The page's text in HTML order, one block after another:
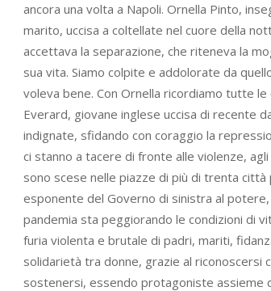
ancora una volta a Napoli. Ornella Pinto,
marito, uccisa a coltellate nel cuore della
accettava la separazione, che riteneva la
sua vita. Siamo colpite e addolorate da
voleva bene. Con Ornella ricordiamo tutte
Everard, giovane inglese uccisa di recente
indignate, sfidando con coraggio la
ci stanno a tacere di fronte alle violenze,
sono scese nelle piazze di più di trenta
esponente del Governo di sinistra al
pandemia sta peggiorando le condizioni di
furia violenta e brutale di padri, mariti,
solidarietà tra donne, grazie al riconoscersi
sostenersi, essendo protagoniste assieme